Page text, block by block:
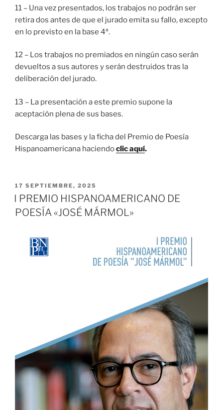
11 – Una vez presentados, los trabajos no podrán ser
retira dos antes de que el jurado emita su fallo, excepto
en lo previsto en la base 4ª.
12 – Los trabajos no premiados en ningún caso serán
devueltos a sus autores y serán destruidos tras la
deliberación del jurado.
13 – La presentación a este premio supone la
aceptación plena de sus bases.
Descarga las bases y la ficha del Premio de Poesía
Hispanoamericana haciendoclic aquí.
PUBLICADO
EL
17 SEPTIEMBRE, 2025
I PREMIO HISPANOAMERICANO DE
POESÍA «JOSÉ MÁRMOL»